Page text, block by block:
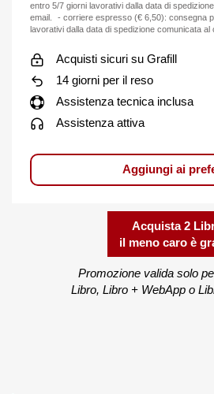
entro 5/7 giorni lavorativi dalla data di
email. - corriere espresso (€ 6,50): consegna
lavorativi dalla data di spedizione comunicata al
Acquisti sicuri su Grafill
14 giorni per il reso
Assistenza tecnica inclusa
Assistenza attiva
Aggiungi ai
Acquista 2
il meno caro è
Promozione valida solo
Libro, Libro + WebApp o